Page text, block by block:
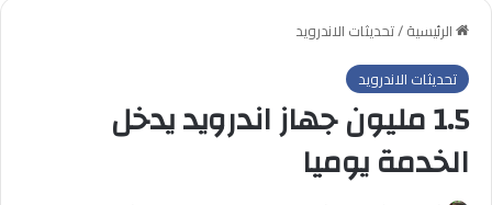
الرئيسية/تحديثات الاندرويد
تحديثات الاندرويد
1.5 مليون جهاز اندرويد يدخل
الخدمة يوميا